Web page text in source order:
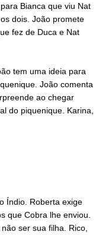
Bianca que viu Nat
dois. João promete
fez de Duca e Nat
tem uma ideia para
João comenta
ao chegar
do piquenique. Karina,
Índio. Roberta exige
que Cobra lhe enviou.
ser sua filha. Rico,